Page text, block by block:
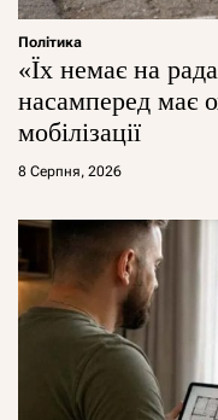
Політика
«Їх немає на
насамперед має
мобілізації
8 Серпня, 2026